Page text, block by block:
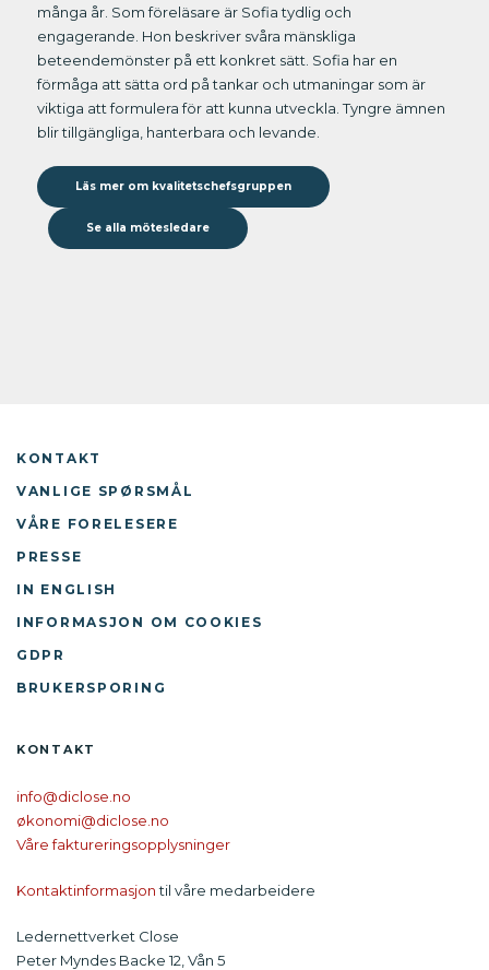
många år. Som föreläsare är Sofia tydlig och
engagerande. Hon beskriver svåra mänskliga
beteendemönster på ett konkret sätt. Sofia har en
förmåga att sätta ord på tankar och utmaningar som är
viktiga att formulera för att kunna utveckla. Tyngre ämnen
blir tillgängliga, hanterbara och levande.
Läs mer om kvalitetschefsgruppen
Se alla mötesledare
KONTAKT
VANLIGE SPØRSMÅL
VÅRE FORELESERE
PRESSE
IN ENGLISH
INFORMASJON OM COOKIES
GDPR
BRUKERSPORING
KONTAKT
info@diclose.no
økonomi@diclose.no
Våre faktureringsopplysninger
Kontaktinformasjontil våre medarbeidere
Ledernettverket Close
Peter Myndes Backe 12, Vån 5